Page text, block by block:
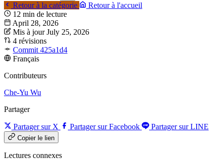
Retour à la catégorie
Retour à l'accueil
12 min de lecture
April 28, 2026
Mis à jour July 25, 2026
4 révisions
Commit 425a1d4
Français
Contributeurs
Che-Yu Wu
Partager
Partager sur X Partager sur Facebook Partager sur LINE
Copier le lien
Lectures connexes